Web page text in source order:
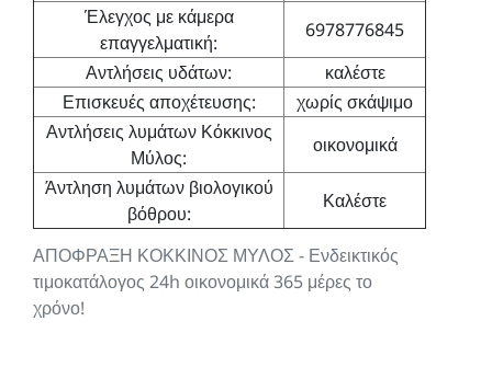
ΑΠΟΦΡΑΞΗ ΚΟΚΚΙΝΟΣ ΜΥΛΟΣ - Ενδεικτικός
τιμοκατάλογος 24h οικονομικά 365 μέρες το
χρόνο!
Έλεγχος με κάμερα
επαγγελματική:
6978776845
Αντλήσεις υδάτων:
καλέστε
Επισκευές αποχέτευσης:
χωρίς σκάψιμο
Αντλήσεις λυμάτων Κόκκινος
Μύλος:
οικονομικά
Άντληση λυμάτων βιολογικού
βόθρου:
Καλέστε